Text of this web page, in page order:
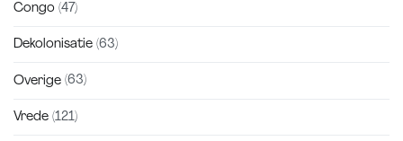
Congo (47)
Dekolonisatie (63)
Overige (63)
Vrede (121)